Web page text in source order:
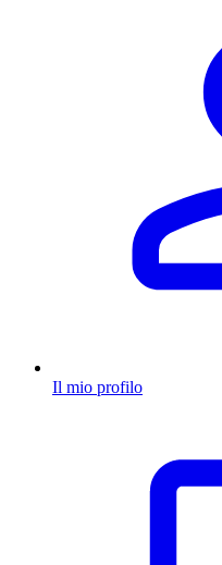
Il mio profilo